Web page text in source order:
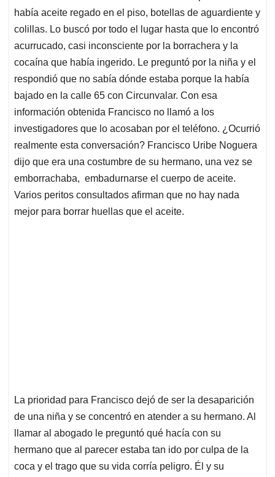
había aceite regado en el piso, botellas de aguardiente y
colillas. Lo buscó por todo el lugar hasta que lo encontró
acurrucado, casi inconsciente por la borrachera y la
cocaína que había ingerido. Le preguntó por la niña y el
respondió que no sabía dónde estaba porque la había
bajado en la calle 65 con Circunvalar. Con esa
información obtenida Francisco no llamó a los
investigadores que lo acosaban por el teléfono. ¿Ocurrió
realmente esta conversación? Francisco Uribe Noguera
dijo que era una costumbre de su hermano, una vez se
emborrachaba, embadurnarse el cuerpo de aceite.
Varios peritos consultados afirman que no hay nada
mejor para borrar huellas que el aceite.
La prioridad para Francisco dejó de ser la desaparición
de una niña y se concentró en atender a su hermano. Al
llamar al abogado le preguntó qué hacía con su
hermano que al parecer estaba tan ido por culpa de la
coca y el trago que su vida corría peligro. Él y su